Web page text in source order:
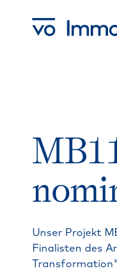
Unser Projekt
Finalisten des
Transformation"